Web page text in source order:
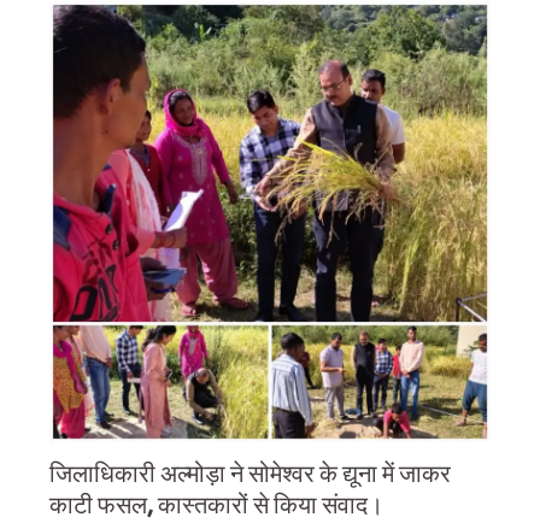
जिलाधिकारी अल्मोड़ा ने सोमेश्वर के द्यूना में जाकर
काटी फसल, कास्तकारों से किया संवाद।